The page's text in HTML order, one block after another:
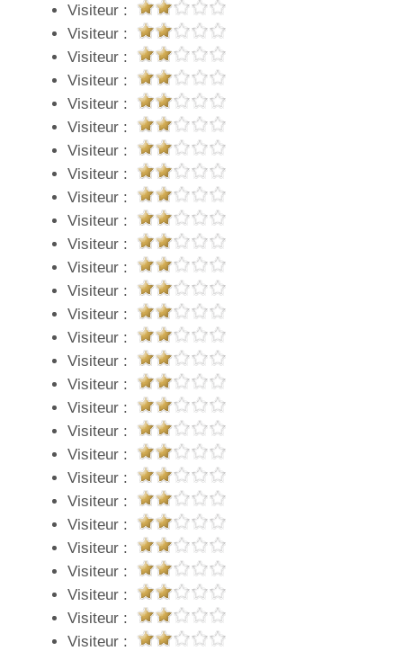
Visiteur :
Visiteur :
Visiteur :
Visiteur :
Visiteur :
Visiteur :
Visiteur :
Visiteur :
Visiteur :
Visiteur :
Visiteur :
Visiteur :
Visiteur :
Visiteur :
Visiteur :
Visiteur :
Visiteur :
Visiteur :
Visiteur :
Visiteur :
Visiteur :
Visiteur :
Visiteur :
Visiteur :
Visiteur :
Visiteur :
Visiteur :
Visiteur :